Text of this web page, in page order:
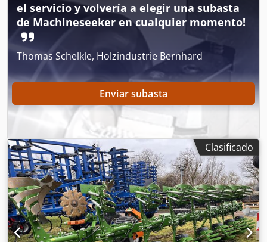
el servicio y volvería a elegir una subasta
de Machineseeker en cualquier momento!
Thomas Schelkle, Holzindustrie Bernhard
Enviar subasta
Clasificado